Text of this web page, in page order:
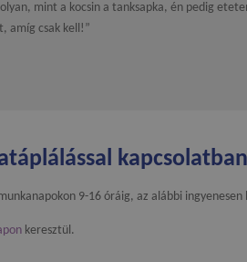
mint a kocsin a tanksapka, én pedig
amíg csak kell!”
9-16 óráig, az alábbi
keresztül.